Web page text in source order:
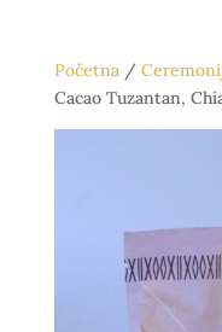
Početna/
Cacao Tuzantan,